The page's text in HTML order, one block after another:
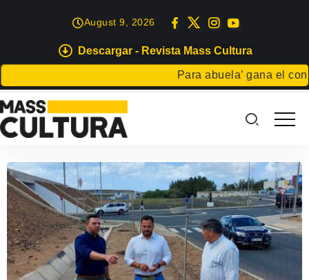
Descargar - Revista Mass Cultura
Para abuela’ gana el
August 9, 2026